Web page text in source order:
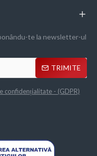
te la newsletter-ul
TRIMITE
confidențialitate - (GDPR)